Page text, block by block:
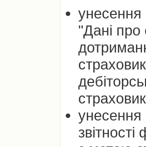
унесення
"Дані про
унесення